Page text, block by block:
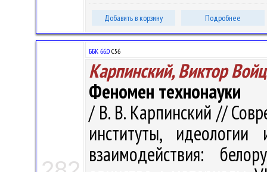
Добавить в корзину Подробнее
ББК 66.0 С56
Карпинский, Виктор
Феномен технонауки
/ В. В. Карпинский //
институты, идеологии
взаимодействия: